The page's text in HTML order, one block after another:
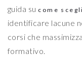
guida su come
identificare lacune
corsi che
formativo.